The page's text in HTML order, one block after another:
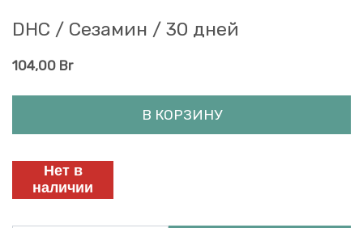
DHC / Сезамин / 30 дней
104,00 Br
В КОРЗИНУ
Нет в
наличии